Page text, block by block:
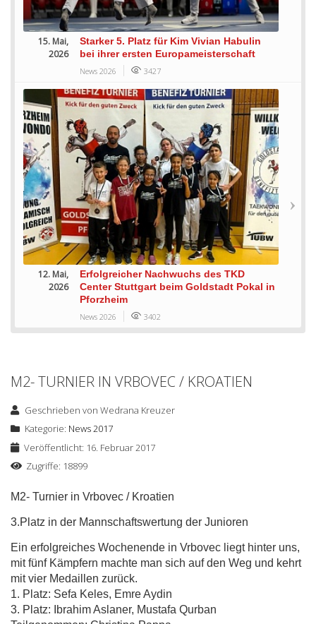
15. Mai,
2026
Starker 5. Platz für Kim Vivian Habulin
bei ihrer ersten Europameisterschaft
News 2026 3427
12. Mai,
2026
Erfolgreicher Nachwuchs des TKD
Center Stuttgart beim Goldstadt Pokal in
Pforzheim
News 2026 3402
M2- TURNIER IN VRBOVEC / KROATIEN
Geschrieben vonWedrana Kreuzer
Kategorie: News 2017
Veröffentlicht: 16. Februar 2017
Zugriffe: 18899
M2- Turnier in Vrbovec / Kroatien
3.Platz in der Mannschaftswertung der Junioren
Ein erfolgreiches Wochenende in Vrbovec liegt hinter uns,
mit fünf Kämpfern machte man sich auf den Weg und kehrt
mit vier Medaillen zurück.
1. Platz: Sefa Keles, Emre Aydin
3. Platz: Ibrahim Aslaner, Mustafa Qurban